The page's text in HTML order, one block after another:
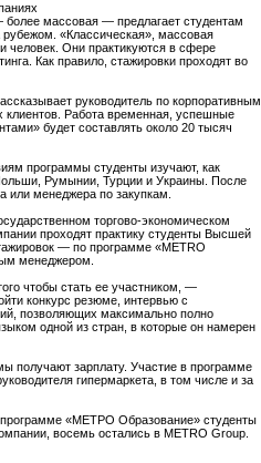
массовая — предлагает студентам
рубежом. «Классическая», массовая
человек. Они практикуются в сфере
Как правило, стажировки проходят во
руководитель по корпоративным
клиентов. Работа временная, успешные
будет составлять около 20 тысяч
программы студенты изучают, как
Румынии, Турции и Украины. После
или менеджера по закупкам.
торгово-экономическом
проходят практику студенты Высшей
— по программе «МЕТRO
менеджером.
чтобы стать ее участником, —
конкурс резюме, интервью с
позволяющих максимально полно
одной из стран, в которые он намерен
получают зарплату. Участие в программе
гипермаркета, в том числе и за
программе «МЕТРО Образование» студенты
восемь остались в METRO Group.